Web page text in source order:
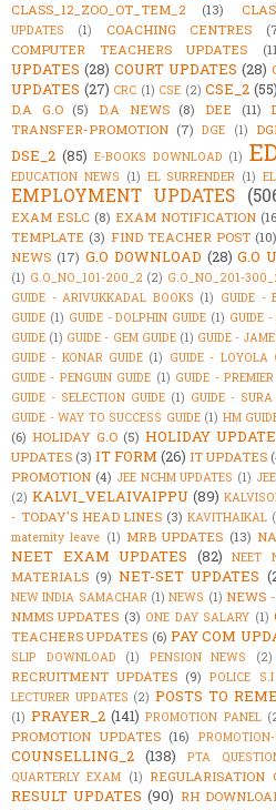
CLASS_12_ZOO_OT_TEM_2
(13)
UPDATES
(1) COACHING CENTRES
COMPUTER TEACHERS UPDATES
UPDATES (28) COURT UPDATES (28)
UPDATES (27) CRC (1) CSE (2) CSE_2 (55)
D.A G.O (5) D.A NEWS (8) DEE (11)
TRANSFER-PROMOTION (7) DGE (1)
DSE_2 (85) E-BOOKS DOWNLOAD (1)
EDUCATION NEWS (1) EL SURRENDER (1)
EMPLOYMENT UPDATES
EXAM ESLC (8) EXAM NOTIFICATION
TEMPLATE (3) FIND TEACHER POST (10)
NEWS (17) G.O DOWNLOAD (28) G.O
(1) G.O_NO_101-200_2 (2) G.O_NO_201-
GUIDE - ARIVUKKADAL BOOKS (1) GUIDE -
GUIDE (1) GUIDE - DOLPHIN GUIDE (1) GUIDE
GUIDE (1) GUIDE - GEM GUIDE (1) GUIDE -
GUIDE - KONAR GUIDE (1) GUIDE - LOYOLA
GUIDE - PENGUIN GUIDE (1) GUIDE -
GUIDE - SELECTION GUIDE (1) GUIDE - SURA
GUIDE - WAY TO SUCCESS GUIDE (1) HM
(6) HOLIDAY G.O (5) HOLIDAY
UPDATES (3) IT FORM (26) IT UPDATES
PROMOTION (4) JEE NCHM UPDATES (1)
(2) KALVI_VELAIVAIPPU (89)
- TODAY'S HEAD LINES (3) KAVITHAIKAL
maternity leave (1) MRB UPDATES (13)
NEET EXAM UPDATES (82) NEET
MATERIALS (9) NET-SET UPDATES
NEW INDIA SAMACHAR (1) NEWS (1) NEWS
NMMS UPDATES (3) ONE DAY SALARY (1)
TEACHERS UPDATES (6) PAY COM
SLIP DOWNLOAD
(1) PENSION NEWS (2)
RECRUITMENT UPDATES (9) POLICE
LECTURER UPDATES (2) POSTS TO
(1) PRAYER_2 (141) PROMOTION PANEL
PROMOTION UPDATES (16)
COUNSELLING_2 (138) PTA
QUARTERLY EXAM (1) REGULARISATION
RESULT UPDATES (90) RH